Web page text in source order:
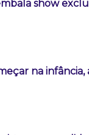
show
na infância,